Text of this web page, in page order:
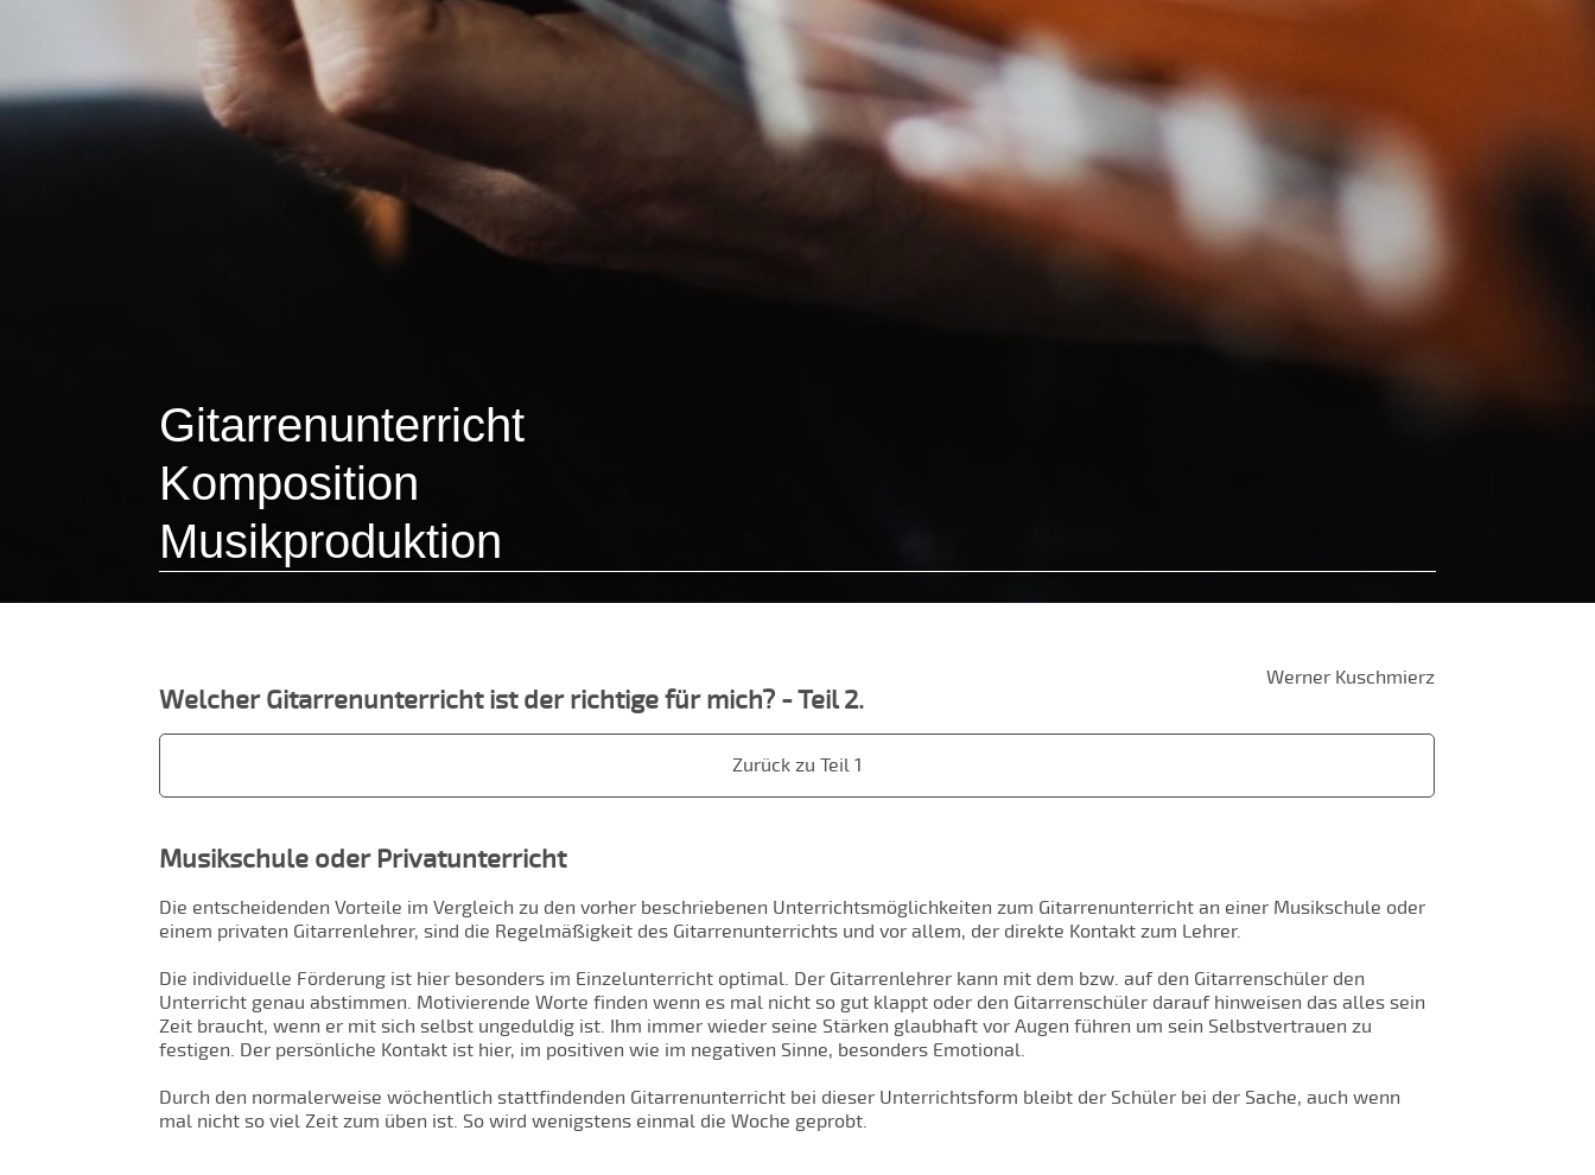
Gitarrenunterricht
Komposition
Musikproduktion
Werner Kuschmierz
Welcher Gitarrenunterricht ist der richtige für mich? - Teil 2.
Zurück zu Teil 1
Musikschule oder Privatunterricht
Die entscheidenden Vorteile im Vergleich zu den vorher beschriebenen Unterrichtsmöglichkeiten zum Gitarrenunterricht an einer Musikschule oder
einem privaten Gitarrenlehrer, sind die Regelmäßigkeit des Gitarrenunterrichts und vor allem, der direkte Kontakt zum Lehrer.
Die individuelle Förderung ist hier besonders im Einzelunterricht optimal. Der Gitarrenlehrer kann mit dem bzw. auf den Gitarrenschüler den
Unterricht genau abstimmen. Motivierende Worte finden wenn es mal nicht so gut klappt oder den Gitarrenschüler darauf hinweisen das alles sein
Zeit braucht, wenn er mit sich selbst ungeduldig ist. Ihm immer wieder seine Stärken glaubhaft vor Augen führen um sein Selbstvertrauen zu
festigen. Der persönliche Kontakt ist hier, im positiven wie im negativen Sinne, besonders Emotional.
Durch den normalerweise wöchentlich stattfindenden Gitarrenunterricht bei dieser Unterrichtsform bleibt der Schüler bei der Sache, auch wenn
mal nicht so viel Zeit zum üben ist. So wird wenigstens einmal die Woche geprobt.